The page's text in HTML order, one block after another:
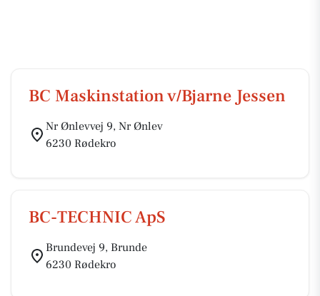
BC Maskinstation v/Bjarne Jessen
Nr Ønlevvej 9, Nr Ønlev
6230 Rødekro
BC-TECHNIC ApS
Brundevej 9, Brunde
6230 Rødekro